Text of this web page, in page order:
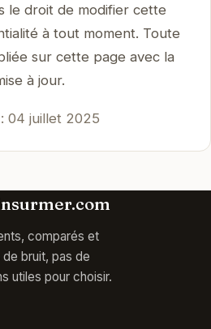
le droit de modifier cette
à tout moment. Toute
sur cette page avec la
à jour.
04 juillet 2025
comparés et
bruit, pas de
utiles pour choisir.